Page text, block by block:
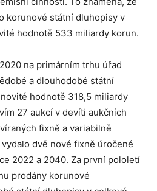
korunové státní dluhopisy v
hodnotě 533 miliardy korun.
na primárním trhu úřad
a dlouhodobé státní
hodnotě 318,5 miliardy
27 aukcí v devíti aukčních
fixně a variabilně
dvě nové fixně úročené
2022 a 2040. Za první pololetí
prodány korunové